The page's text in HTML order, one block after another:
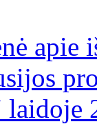
apie